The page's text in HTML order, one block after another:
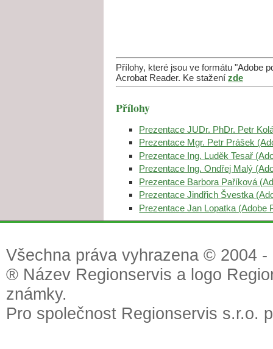
Přílohy, které jsou ve formátu "Adobe
Acrobat Reader. Ke stažení zde
Přílohy
Prezentace JUDr. PhDr. Petr
Prezentace Mgr. Petr Prášek
Prezentace Ing. Luděk Tesař
Prezentace Ing. Ondřej Malý
Prezentace Barbora Paříková
Prezentace Jindřich Švestka
Prezentace Jan Lopatka (Adobe
Všechna práva vyhrazena © 2004
® Název Regionservis a logo
známky.
Pro společnost Regionservis s.r.o.